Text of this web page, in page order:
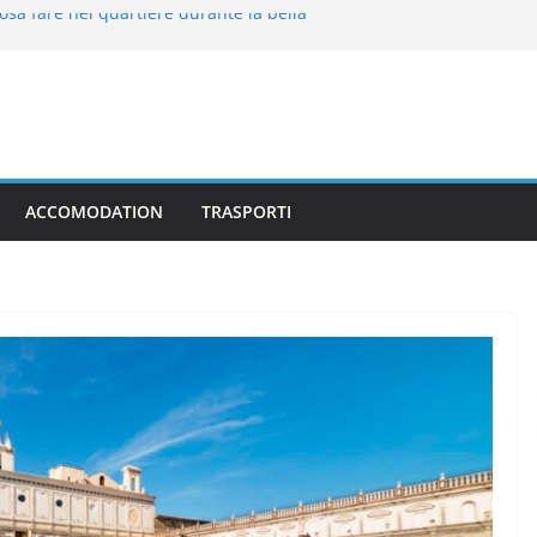
fare nel quartiere durante la bella
tradizione irrinunciabile e le
ACCOMODATION TRASPORTI